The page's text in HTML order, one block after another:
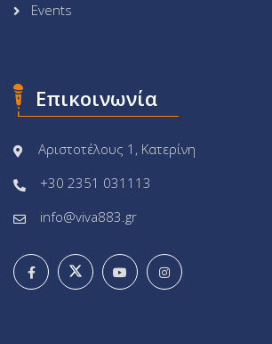
Events
Επικοινωνία
Αριστοτέλους 1, Κατερίνη
+30 2351 031113
info@viva883.gr